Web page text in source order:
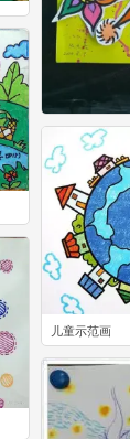
儿童示范画
儿童示范画
0